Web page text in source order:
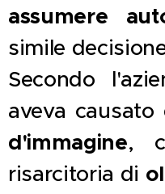
assumere
simile
Secondo
aveva causato
d'immagine,
risarcitoria di